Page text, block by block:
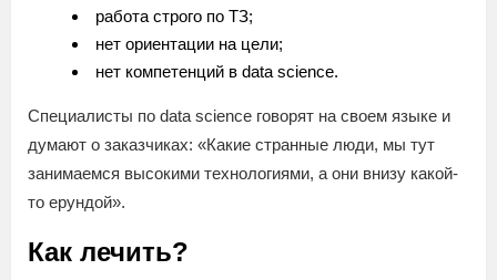
работа строго по ТЗ;
нет ориентации на цели;
нет компетенций в data science.
Специалисты по data science говорят на своем языке и
думают о заказчиках: «Какие странные люди, мы тут
занимаемся высокими технологиями, а они внизу какой-
то ерундой».
Как лечить?